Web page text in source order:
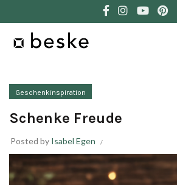
Geschenkinspiration
Schenke Freude
Posted by Isabel Egen